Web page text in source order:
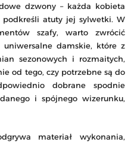
dzwony – każda kobieta
atuty jej sylwetki. W
szafy, warto zwrócić
damskie, które z
sezonowych i rozmaitych,
od tego, czy potrzebne są do
dobrane spodnie
i spójnego wizerunku,
materiał wykonania,